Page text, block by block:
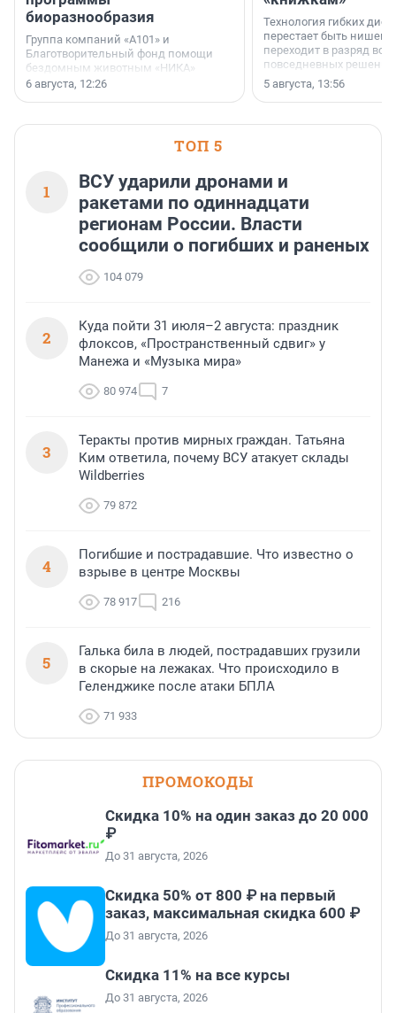
биоразнообразия
Группа компаний «А101» и
Благотворительный фонд помощи
бездомным животным «НИКА»
заключили соглашение о
6 августа, 12:26
Технология гибких
перестает быть
переходит в разряд
повседневных
5 августа, 13:56
ТОП 5
1
ВСУ ударили дронами и
ракетами по одиннадцати
регионам России. Власти
сообщили о погибших и раненых
104 079
2
Куда пойти 31 июля–2 августа: праздник
флоксов, «Пространственный сдвиг» у
Манежа и «Музыка мира»
80 974 7
3
Теракты против мирных граждан. Татьяна
Ким ответила, почему ВСУ атакует склады
Wildberries
79 872
4
Погибшие и пострадавшие. Что известно о
взрыве в центре Москвы
78 917 216
5
Галька била в людей, пострадавших грузили
в скорые на лежаках. Что происходило в
Геленджике после атаки БПЛА
71 933
ПРОМОКОДЫ
Скидка 10% на один заказ до 20 000
₽
До 31 августа, 2026
Скидка 50% от 800 ₽ на первый
заказ, максимальная скидка 600 ₽
До 31 августа, 2026
Скидка 11% на все курсы
До 31 августа, 2026